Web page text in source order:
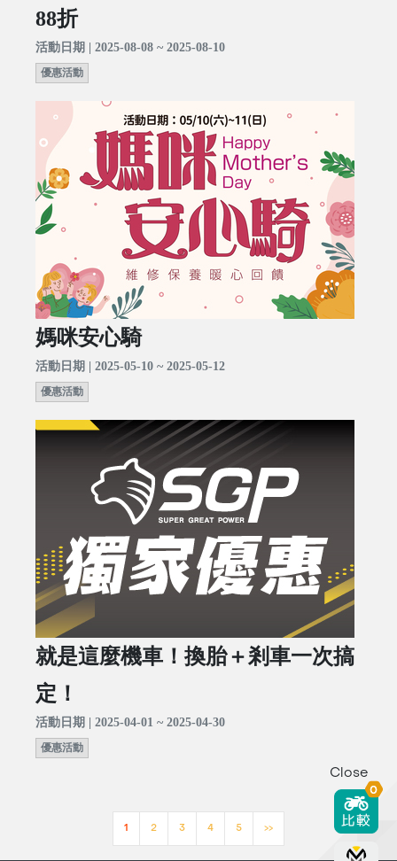
88折
活動日期 | 2025-08-08 ~ 2025-08-10
優惠活動
媽咪安心騎
活動日期 | 2025-05-10 ~ 2025-05-12
優惠活動
就是這麼機車！換胎＋剎車一次搞
定！
活動日期 | 2025-04-01 ~ 2025-04-30
優惠活動
1 2 3 4 5 >>
Close
0